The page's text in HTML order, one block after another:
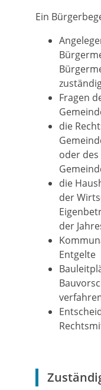
Ein
Fragen
die
oder
die
der
der
Entgelte